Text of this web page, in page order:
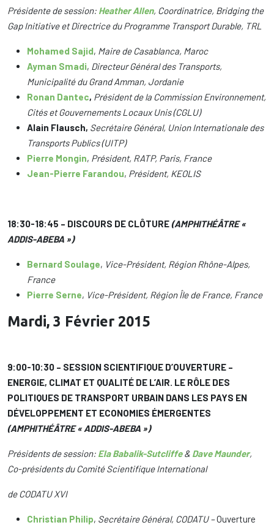
Présidente de session: Heather Allen, Coordinatrice, Bridging the
Gap Initiative et Directrice du Programme Transport Durable, TRL
Mohamed Sajid, Maire de Casablanca, Maroc
Ayman Smadi, Directeur Général des Transports,
Municipalité du Grand Amman, Jordanie
Ronan Dantec, Président de la Commission Environnement,
Cités et Gouvernements Locaux Unis (CGLU)
Alain Flausch, Secrétaire Général, Union Internationale des
Transports Publics (UITP)
Pierre Mongin, Président, RATP, Paris, France
Jean-Pierre Farandou, Président, KEOLIS
18:30-18:45 – DISCOURS DE CLÔTURE(AMPHITHÉÂTRE «
ADDIS-ABEBA »)
Bernard Soulage, Vice-Président, Région Rhône-Alpes,
France
Pierre Serne, Vice-Président, Région Île de France, France
Mardi, 3 Février 2015
9:00-10:30 – SESSION SCIENTIFIQUE D’OUVERTURE –
ENERGIE, CLIMAT ET QUALITÉ DE L’AIR. LE RÔLE DES
POLITIQUES DE TRANSPORT URBAIN DANS LES PAYS EN
DÉVELOPPEMENT ET ECONOMIES ÉMERGENTES
(AMPHITHÉÂTRE « ADDIS-ABEBA »)
Présidents de session: Ela Babalik-Sutcliffe & Dave Maunder,
Co-présidents du Comité Scientifique International
de CODATU XVI
Christian Philip, Secrétaire Général, CODATU –Ouverture